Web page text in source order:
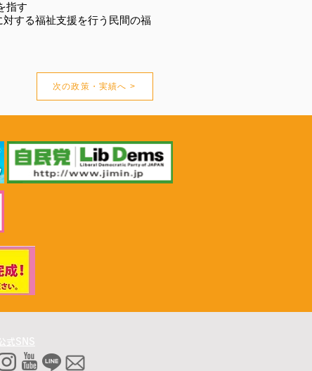
指す
する福祉支援を行う民間の福
次の政策・実績へ >
式SNS